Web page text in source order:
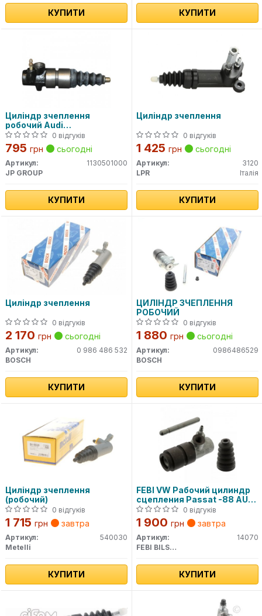
КУПИТИ КУПИТИ
Циліндр зчеплення
робочий Audi
80/100/Passat B2 1.3-2.2
-90
0 відгуків
795 грн сьогодні
Артикул:
1130501000
JP GROUP
КУПИТИ
Циліндр зчеплення
0 відгуків
1 425 грн сьогодні
Артикул:
3120
LPR
Італія
КУПИТИ
Циліндр зчеплення
0 відгуків
2 170 грн сьогодні
Артикул:
0 986 486 532
BOSCH
КУПИТИ
ЦИЛІНДР ЗЧЕПЛЕННЯ
РОБОЧИЙ
0 відгуків
1 880 грн сьогодні
Артикул:
0986486529
BOSCH
КУПИТИ
Циліндр зчеплення
(робочий)
0 відгуків
1 715 грн завтра
Артикул:
540030
Metelli
КУПИТИ
FEBI VW Рабочий цилиндр
сцепления Passat -88 AUDI
80 -86, 90 -870 відгуків
1 900 грн завтра
Артикул:
14070
FEBI BILSTEIN
КУПИТИ